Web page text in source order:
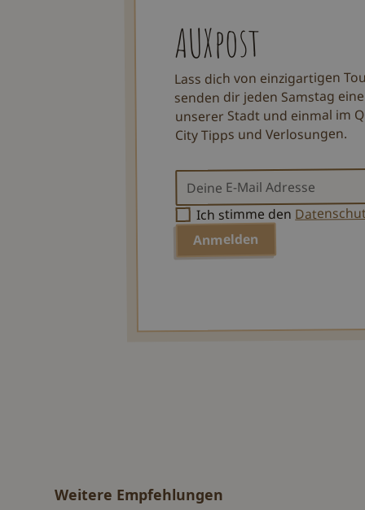
AUXpost
Lass dich von einzigartigen
senden dir jeden Samstag
unserer Stadt und einmal im
City Tipps und Verlosungen.
Ich stimme den
Weitere Empfehlungen